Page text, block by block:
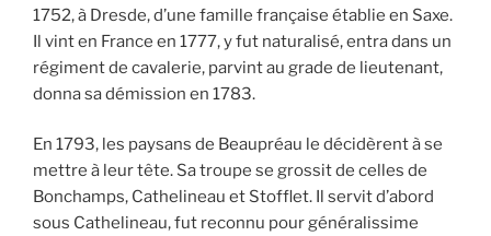
1752, à Dresde, d’une famille française établie en Saxe.
Il vint en France en 1777, y fut naturalisé, entra dans un
régiment de cavalerie, parvint au grade de lieutenant,
donna sa démission en 1783.
En 1793, les paysans de Beaupréau le décidèrent à se
mettre à leur tête. Sa troupe se grossit de celles de
Bonchamps, Cathelineau et Stofflet. Il servit d’abord
sous Cathelineau, fut reconnu pour généralissime